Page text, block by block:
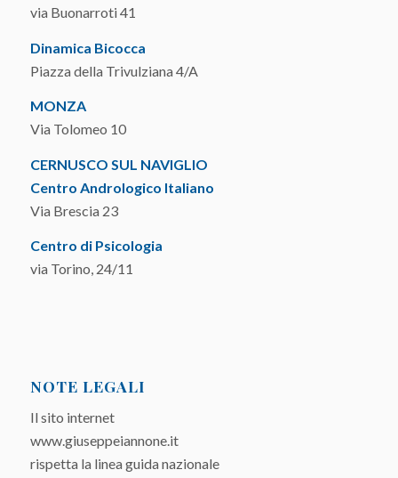
via Buonarroti 41
Dinamica Bicocca
Piazza della Trivulziana 4/A
MONZA
Via Tolomeo 10
CERNUSCO SUL NAVIGLIO
Centro Andrologico Italiano
Via Brescia 23
Centro di Psicologia
via Torino, 24/11
NOTE LEGALI
Il sito internet
www.giuseppeiannone.it
rispetta la linea guida nazionale